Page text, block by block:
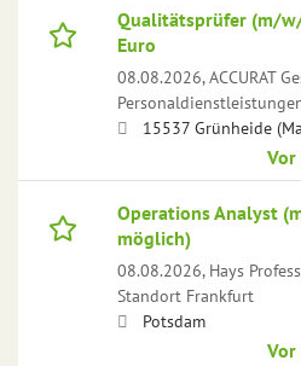
Qualitätsprüfer (m/
Euro
08.08.2026,ACCURAT
15537 Grünheide
Operations Analyst
möglich)
08.08.2026, Hays
Standort Frankfurt
Potsdam